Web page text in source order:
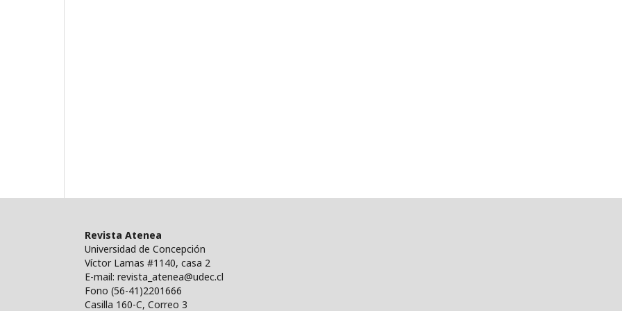
Revista Atenea
Universidad de Concepción
Víctor Lamas #1140, casa 2
E-mail: revista_atenea@udec.cl
Fono (56-41)2201666
Casilla 160-C, Correo 3